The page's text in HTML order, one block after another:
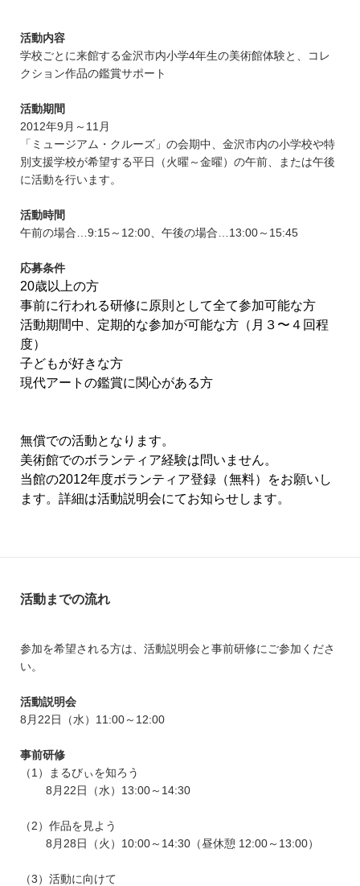
活動内容
学校ごとに来館する金沢市内小学4年生の美術館体験と、コレ
クション作品の鑑賞サポート
活動期間
2012年9月～11月
「ミュージアム・クルーズ」の会期中、金沢市内の小学校や特
別支援学校が希望する平日（火曜～金曜）の午前、または午後
に活動を行います。
活動時間
午前の場合…9:15～12:00、午後の場合…13:00～15:45
応募条件
20歳以上の方
事前に行われる研修に原則として全て参加可能な方
活動期間中、定期的な参加が可能な方（月３〜４回程
度）
子どもが好きな方
現代アートの鑑賞に関心がある方
無償での活動となります。
美術館でのボランティア経験は問いません。
当館の2012年度ボランティア登録（無料）をお願いし
ます。詳細は活動説明会にてお知らせします。
活動までの流れ
参加を希望される方は、活動説明会と事前研修にご参加くださ
い。
活動説明会
8月22日（水）11:00～12:00
事前研修
（1）まるびぃを知ろう
8月22日（水）13:00～14:30
（2）作品を見よう
8月28日（火）10:00～14:30（昼休憩 12:00～13:00）
（3）活動に向けて